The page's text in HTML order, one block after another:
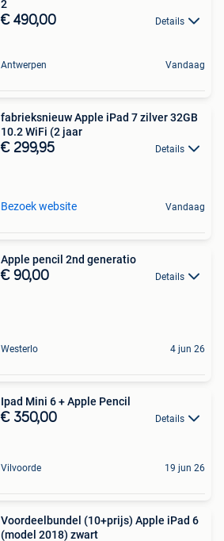
2
€ 490,00 Details
Antwerpen Vandaag
fabrieksnieuw Apple iPad 7 zilver 32GB
10.2 WiFi (2 jaar
€ 299,95 Details
Bezoek website Vandaag
Apple pencil 2nd generatio
€ 90,00 Details
Westerlo 4 jun 26
Ipad Mini 6 + Apple Pencil
€ 350,00 Details
Vilvoorde 19 jun 26
Voordeelbundel (10+prijs) Apple iPad 6
(model 2018) zwart